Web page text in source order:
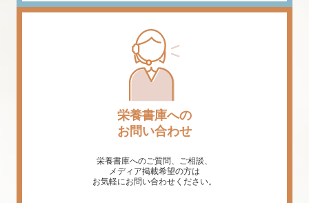
栄養書庫への
お問い合わせ
栄養書庫へのご質問、ご相談、
メディア掲載希望の方は
お気軽にお問い合わせください。